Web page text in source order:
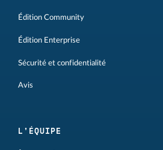
Édition Community
Édition Enterprise
Sécurité et confidentialité
Avis
L'ÉQUIPE